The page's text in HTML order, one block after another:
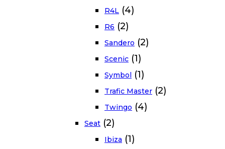
R4L (4)
R6 (2)
Sandero (2)
Scenic (1)
Symbol (1)
Trafic Master (2)
Twingo (4)
Seat (2)
Ibiza (1)